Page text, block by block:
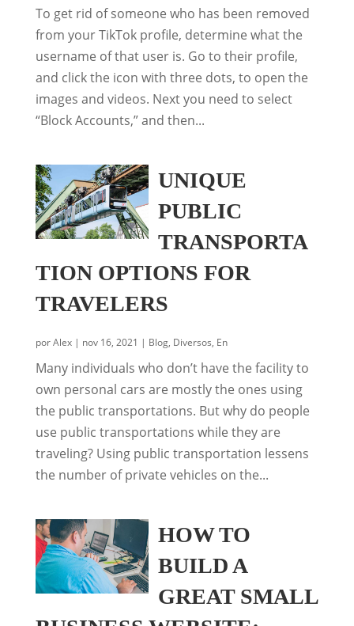
To get rid of someone who has been removed
from your TikTok profile, determine what the
username of that user is. Go to their profile,
and click the icon with three dots, to open the
images and videos. Next you need to select
“Block Accounts,” and then...
UNIQUE
PUBLIC
TRANSPORTA
TION OPTIONS FOR
TRAVELERS
porAlex| nov 16, 2021 | Blog, Diversos, En
Many individuals who don’t have the facility to
own personal cars are mostly the ones using
the public transportations. But why do people
use public transportations while they are
traveling? Using public transportation lessens
the number of private vehicles on the...
HOW TO
BUILD A
GREAT SMALL